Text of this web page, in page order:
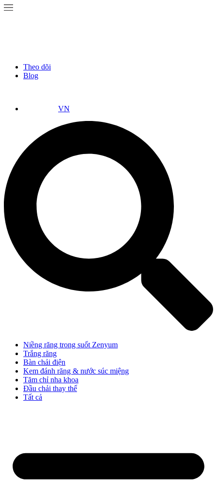
Theo dõi
Blog
VN
Niềng răng trong suốt Zenyum
Trắng răng
Bàn chải điện
Kem đánh răng & nước súc miệng
Tăm chỉ nha khoa
Đầu chải thay thế
Tất cả